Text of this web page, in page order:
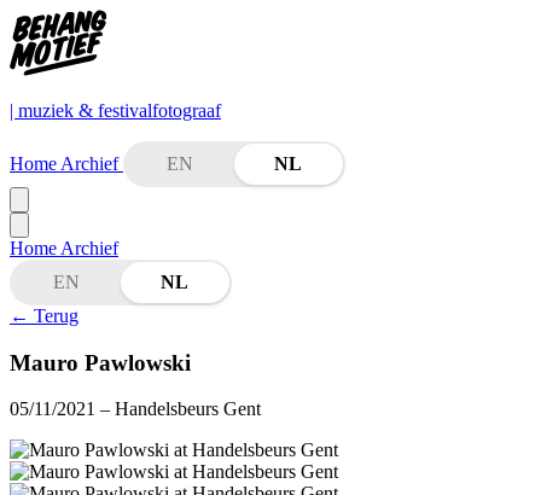
| muziek & festivalfotograaf
Home Archief EN NL
Home Archief
EN
NL
← Terug
Mauro Pawlowski
05/11/2021 – Handelsbeurs Gent